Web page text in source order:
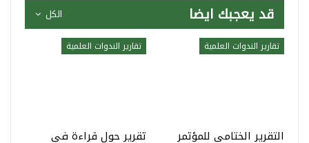
الكل قد يعجبك ايضا
تقارير الندوات العلمية
التقرير الختامي للمؤتمر
تقارير الندوات العلمية
تقرير حول قراءة في